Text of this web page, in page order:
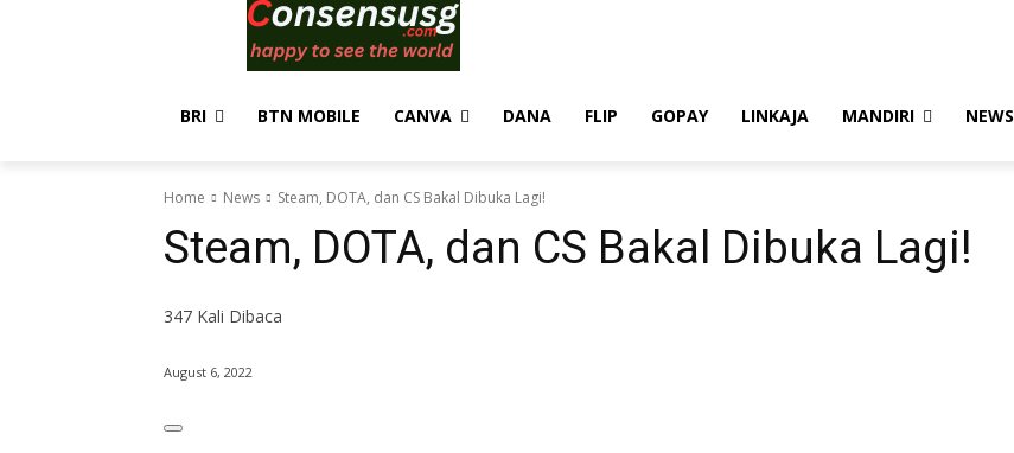
BRI BTN MOBILE CANVA DANA FLIP GOPAY LINKAJA MANDIRI NEWS
Home News Steam, DOTA, dan CS Bakal Dibuka Lagi!
Steam, DOTA, dan CS Bakal Dibuka Lagi!
347 Kali Dibaca
August 6, 2022